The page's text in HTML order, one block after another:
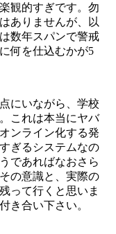
観的すぎです。勿
ありませんが、以
数年スパンで警戒
何を仕込むかが5
にいながら、学校
これは本当にヤバ
ンライン化する発
ぎるシステムなの
であればなおさら
の意識と、実際の
って行くと思いま
き合い下さい。